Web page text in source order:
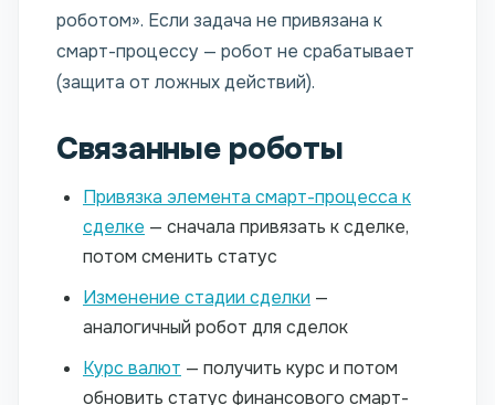
роботом». Если задача не привязана к
смарт-процессу — робот не срабатывает
(защита от ложных действий).
Связанные роботы
Привязка элемента смарт-процесса к
сделке — сначала привязать к сделке,
потом сменить статус
Изменение стадии сделки —
аналогичный робот для сделок
Курс валют — получить курс и потом
обновить статус финансового смарт-